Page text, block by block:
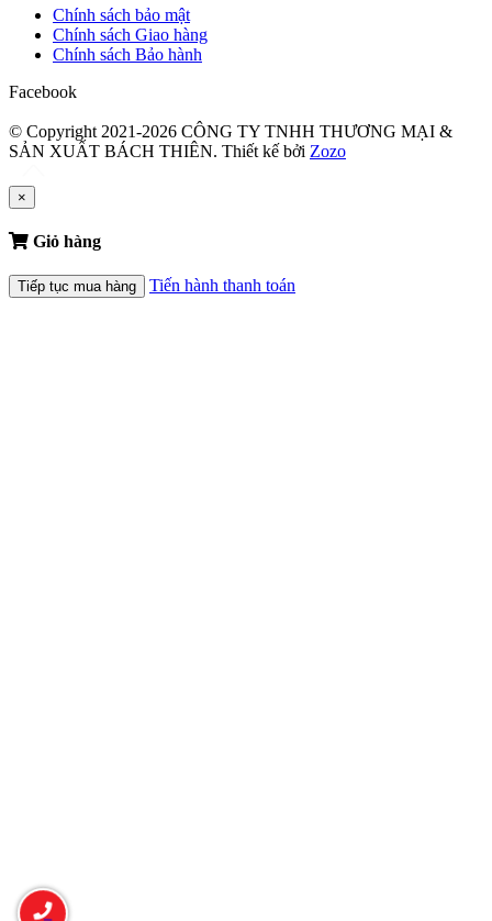
Chính sách bảo mật
Chính sách Giao hàng
Chính sách Bảo hành
Facebook
© Copyright 2021-2026 CÔNG TY TNHH THƯƠNG MẠI &
SẢN XUẤT BÁCH THIÊN. Thiết kế bởi Zozo
×
Giỏ hàng
Tiếp tục mua hàng Tiến hành thanh toán